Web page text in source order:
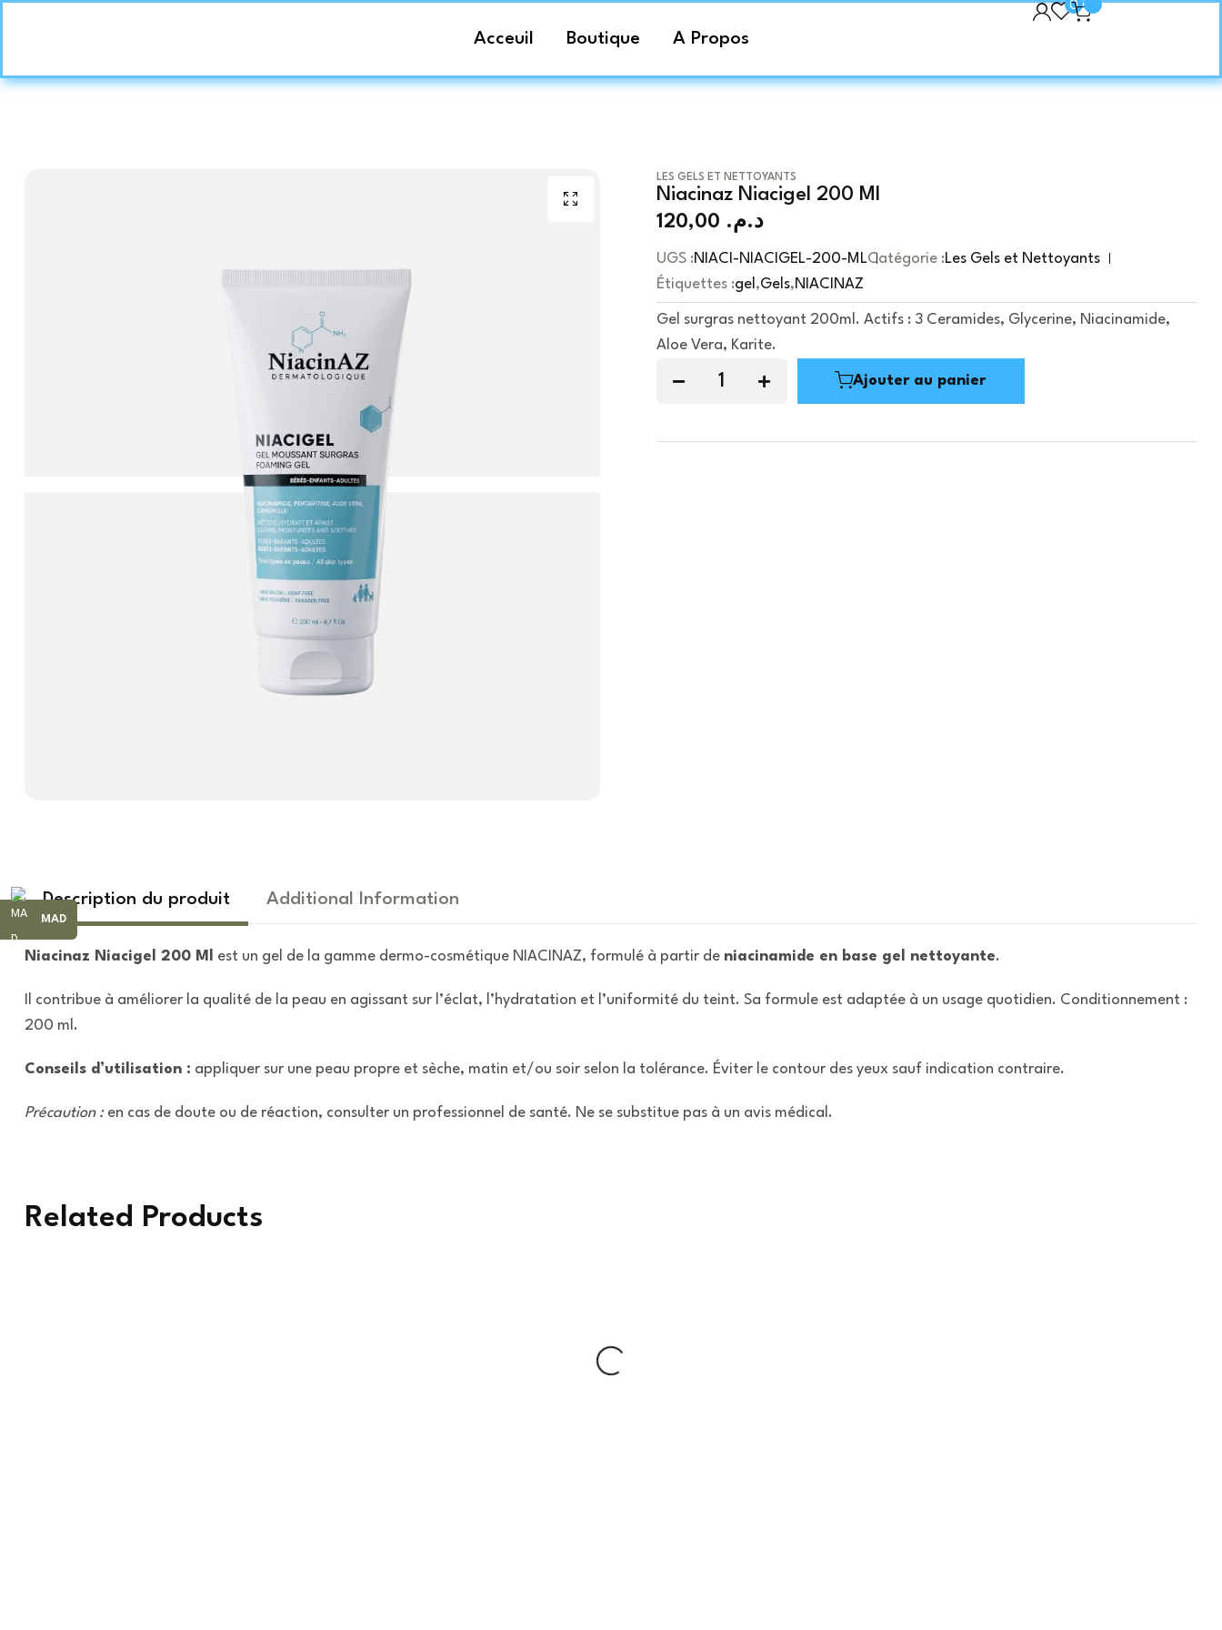
Acceuil Boutique A Propos
0
LES GELS ET NETTOYANTS
Niacinaz Niacigel 200 Ml
د.م.
UGS :NIACI-NIACIGEL-200-MLCatégorie :Les Gels et Nettoyants
Étiquettes :gel ,Gels,NIACINAZ
Gel surgras nettoyant 200ml. Actifs : 3 Ceramides, Glycerine, Niacinamide,
Aloe Vera, Karite.
Ajouter au panier
Description du produit Additional Information
Niacinaz Niacigel 200 Ml est un gel de la gamme dermo-cosmétique NIACINAZ, formulé à partir de niacinamide en base gel nettoyante.
Il contribue à améliorer la qualité de la peau en agissant sur l’éclat, l’hydratation et l’uniformité du teint. Sa formule est adaptée à un usage quotidien. Conditionnement :
200 ml.
Conseils d’utilisation : appliquer sur une peau propre et sèche, matin et/ou soir selon la tolérance. Éviter le contour des yeux sauf indication contraire.
Précaution :en cas de doute ou de réaction, consulter un professionnel de santé. Ne se substitue pas à un avis médical.
Related Products
MAD